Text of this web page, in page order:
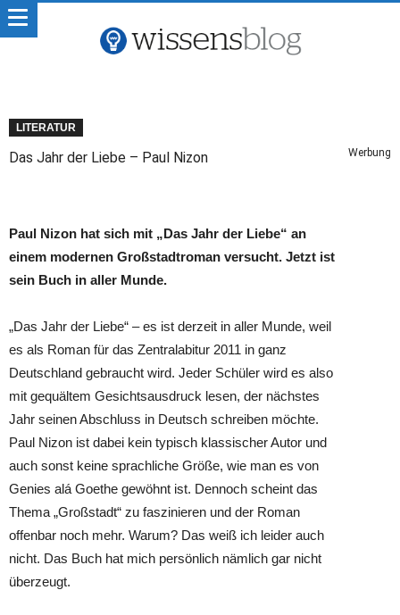
LITERATUR
Das Jahr der Liebe – Paul Nizon Werbung
Paul Nizon hat sich mit „Das Jahr der Liebe“ an
einem modernen Großstadtroman versucht. Jetzt ist
sein Buch in aller Munde.
„Das Jahr der Liebe“ – es ist derzeit in aller Munde, weil
es als Roman für das Zentralabitur 2011 in ganz
Deutschland gebraucht wird. Jeder Schüler wird es also
mit gequältem Gesichtsausdruck lesen, der nächstes
Jahr seinen Abschluss in Deutsch schreiben möchte.
Paul Nizon ist dabei kein typisch klassischer Autor und
auch sonst keine sprachliche Größe, wie man es von
Genies alá Goethe gewöhnt ist. Dennoch scheint das
Thema „Großstadt“ zu faszinieren und der Roman
offenbar noch mehr. Warum? Das weiß ich leider auch
nicht. Das Buch hat mich persönlich nämlich gar nicht
überzeugt.